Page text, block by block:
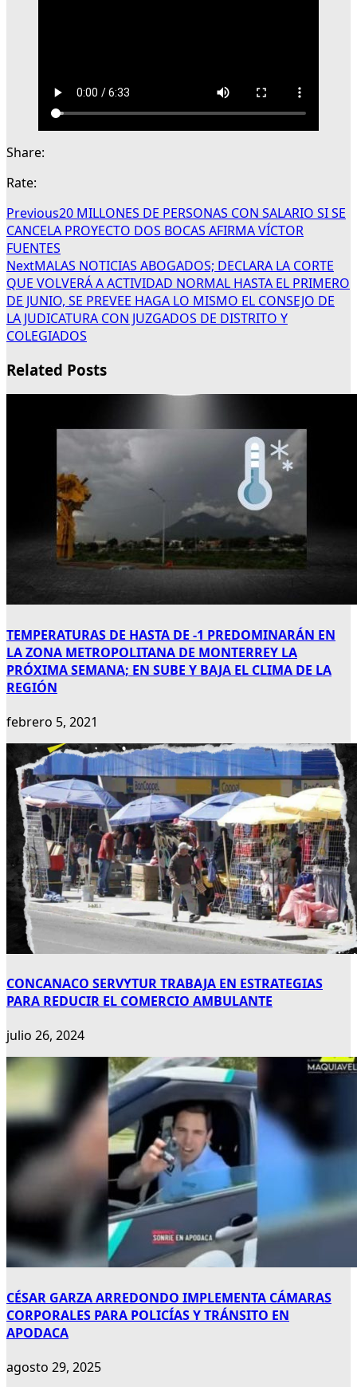
Share:
Rate:
Previous20 MILLONES DE PERSONAS CON SALARIO SI SE
CANCELA PROYECTO DOS BOCAS AFIRMA VÍCTOR
FUENTES
NextMALAS NOTICIAS ABOGADOS; DECLARA LA CORTE
QUE VOLVERÁ A ACTIVIDAD NORMAL HASTA EL PRIMERO
DE JUNIO, SE PREVEE HAGA LO MISMO EL CONSEJO DE
LA JUDICATURA CON JUZGADOS DE DISTRITO Y
COLEGIADOS
Related Posts
TEMPERATURAS DE HASTA DE -1 PREDOMINARÁN EN
LA ZONA METROPOLITANA DE MONTERREY LA
PRÓXIMA SEMANA; EN SUBE Y BAJA EL CLIMA DE LA
REGIÓN
febrero 5, 2021
CONCANACO SERVYTUR TRABAJA EN ESTRATEGIAS
PARA REDUCIR EL COMERCIO AMBULANTE
julio 26, 2024
CÉSAR GARZA ARREDONDO IMPLEMENTA CÁMARAS
CORPORALES PARA POLICÍAS Y TRÁNSITO EN
APODACA
agosto 29, 2025